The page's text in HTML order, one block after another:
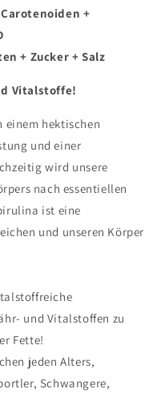
+
+ Zucker + Salz
Vitalstoffe!
einem hektischen
und einer
wird unsere
nach essentiellen
ist eine
und unseren Körper
und Vitalstoffen zu
Fette!
jeden Alters,
Schwangere,